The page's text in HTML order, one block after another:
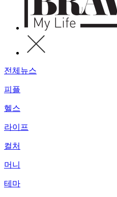
전체뉴스
피플
헬스
라이프
컬처
머니
테마